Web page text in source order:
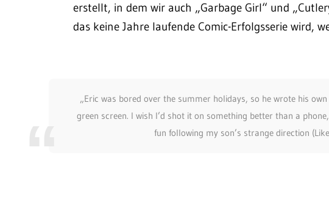
erstellt, in dem wir auch „Garbage Girl“ und
das keine Jahre laufende Comic-Erfolgsserie wird,
„Eric was bored over the summer holidays, so he wrote his
green screen. I wish I’d shot it on something better than a
fun following my son’s strange direction